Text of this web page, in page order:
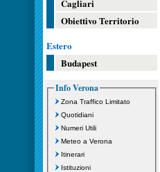
Cagliari
Obiettivo Territorio
Estero
Budapest
Info Verona
Zona Traffico Limitato
Quotidiani
Numeri Utili
Meteo a Verona
Itinerari
Istituzioni